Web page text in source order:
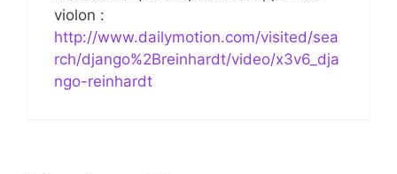
violon :
http://www.dailymotion.com/visited/sea
rch/django%2Breinhardt/video/x3v6_dja
ngo-reinhardt